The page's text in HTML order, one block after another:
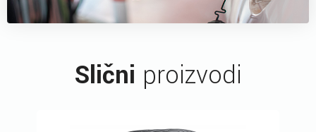
Slični proizvodi